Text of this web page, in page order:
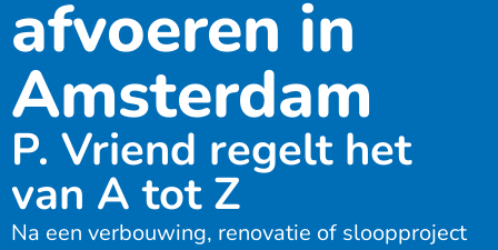
afvoeren in
Amsterdam
P. Vriend regelt het
van A tot Z
Na een verbouwing, renovatie of sloopproject